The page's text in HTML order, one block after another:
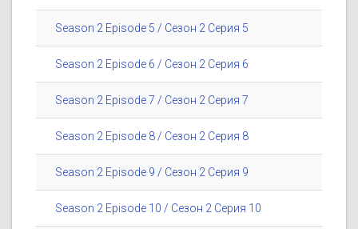
Season 2 Episode 5 / Сезон 2 Серия 5
Season 2 Episode 6 / Сезон 2 Серия 6
Season 2 Episode 7 / Сезон 2 Серия 7
Season 2 Episode 8 / Сезон 2 Серия 8
Season 2 Episode 9 / Сезон 2 Серия 9
Season 2 Episode 10 / Сезон 2 Серия 10